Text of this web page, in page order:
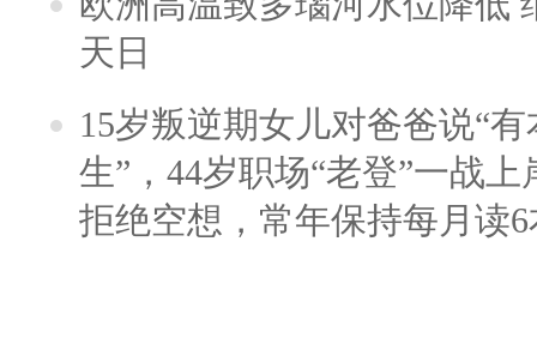
天日
15岁叛逆期女儿对爸爸说“
生”，44岁职场“老登”一战上
拒绝空想，常年保持每月读